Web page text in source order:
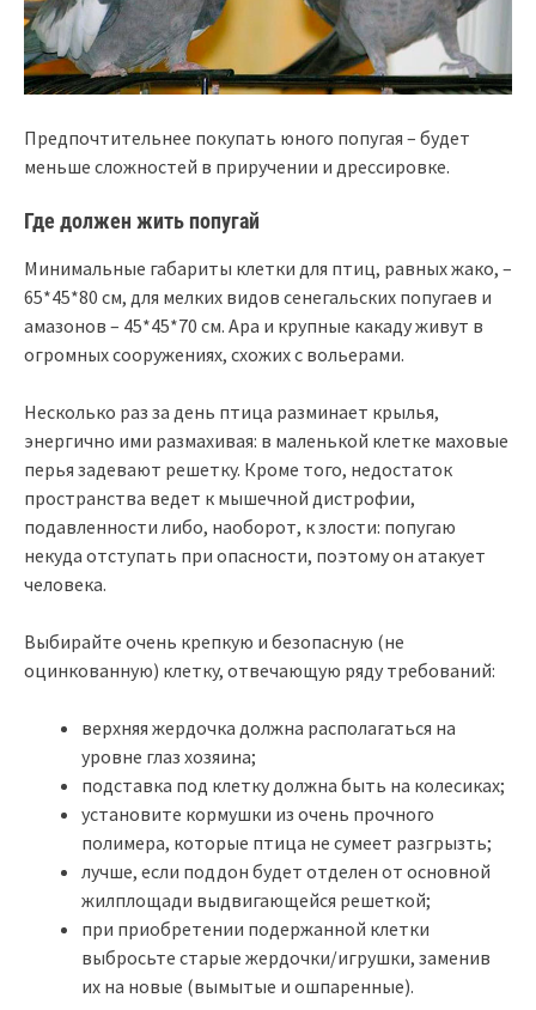
Предпочтительнее покупать юного попугая – будет
меньше сложностей в приручении и дрессировке.
Где должен жить попугай
Минимальные габариты клетки для птиц, равных жако, –
65*45*80 см, для мелких видов сенегальских попугаев и
амазонов – 45*45*70 см. Ара и крупные какаду живут в
огромных сооружениях, схожих с вольерами.
Несколько раз за день птица разминает крылья,
энергично ими размахивая: в маленькой клетке маховые
перья задевают решетку. Кроме того, недостаток
пространства ведет к мышечной дистрофии,
подавленности либо, наоборот, к злости: попугаю
некуда отступать при опасности, поэтому он атакует
человека.
Выбирайте очень крепкую и безопасную (не
оцинкованную) клетку, отвечающую ряду требований:
верхняя жердочка должна располагаться на
уровне глаз хозяина;
подставка под клетку должна быть на колесиках;
установите кормушки из очень прочного
полимера, которые птица не сумеет разгрызть;
лучше, если поддон будет отделен от основной
жилплощади выдвигающейся решеткой;
при приобретении подержанной клетки
выбросьте старые жердочки/игрушки, заменив
их на новые (вымытые и ошпаренные).